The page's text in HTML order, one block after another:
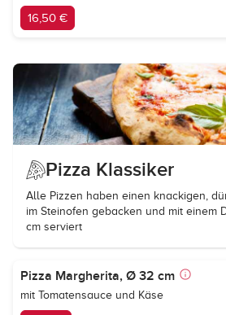
16,50 €
Pizza Klassiker
Alle Pizzen haben einen knackigen,
im Steinofen gebacken und mit einem
cm serviert
Pizza Margherita, Ø 32 cm
mit Tomatensauce und Käse